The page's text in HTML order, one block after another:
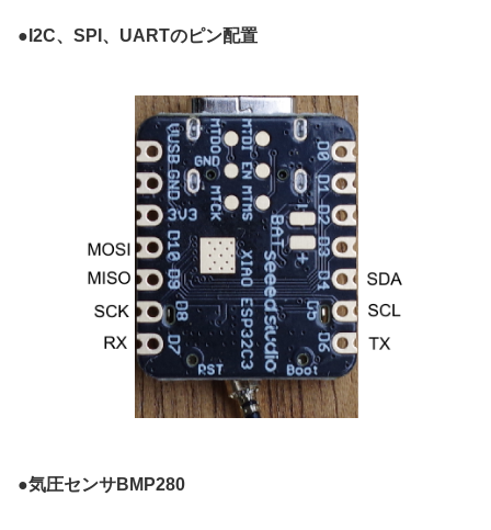
● I2C、SPI、UARTのピン配置
●気圧センサBMP280